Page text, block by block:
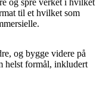
og spre verket i hvilket
til et hvilket som
og bygge videre på
helst formål, inkludert